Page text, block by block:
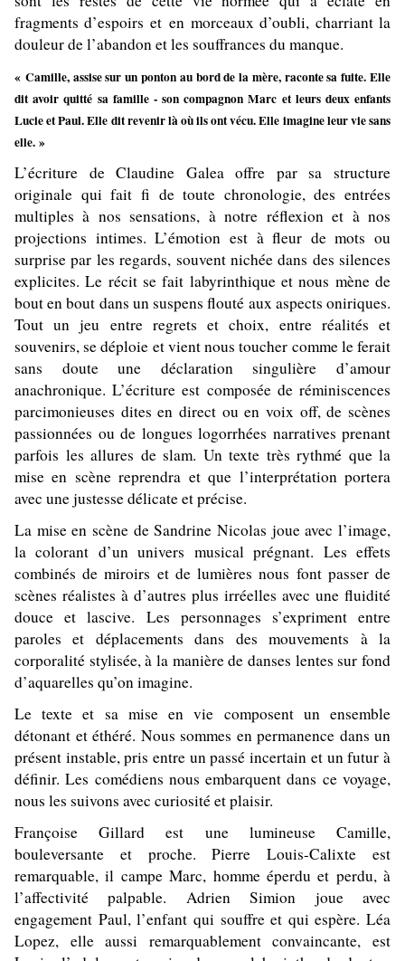
fragments d’espoirs et en morceaux d’oubli, charriant la
douleur de l’abandon et les souffrances du manque.
« Camille, assise sur un ponton au bord de la mère, raconte sa fuite. Elle
dit avoir quitté sa famille - son compagnon Marc et leurs deux enfants
Lucie et Paul. Elle dit revenir là où ils ont vécu. Elle imagine leur vie sans
elle. »
L’écriture de Claudine Galea offre par sa structure
originale qui fait fi de toute chronologie, des entrées
multiples à nos sensations, à notre réflexion et à nos
projections intimes. L’émotion est à fleur de mots ou
surprise par les regards, souvent nichée dans des silences
explicites. Le récit se fait labyrinthique et nous mène de
bout en bout dans un suspens flouté aux aspects oniriques.
Tout un jeu entre regrets et choix, entre réalités et
souvenirs, se déploie et vient nous toucher comme le ferait
sans doute une déclaration singulière d’amour
anachronique. L’écriture est composée de réminiscences
parcimonieuses dites en direct ou en voix off, de scènes
passionnées ou de longues logorrhées narratives prenant
parfois les allures de slam. Un texte très rythmé que la
mise en scène reprendra et que l’interprétation portera
avec une justesse délicate et précise.
La mise en scène de Sandrine Nicolas joue avec l’image,
la colorant d’un univers musical prégnant. Les effets
combinés de miroirs et de lumières nous font passer de
scènes réalistes à d’autres plus irréelles avec une fluidité
douce et lascive. Les personnages s’expriment entre
paroles et déplacements dans des mouvements à la
corporalité stylisée, à la manière de danses lentes sur fond
d’aquarelles qu’on imagine.
Le texte et sa mise en vie composent un ensemble
détonant et éthéré. Nous sommes en permanence dans un
présent instable, pris entre un passé incertain et un futur à
définir. Les comédiens nous embarquent dans ce voyage,
nous les suivons avec curiosité et plaisir.
Françoise Gillard est une lumineuse Camille,
bouleversante et proche. Pierre Louis-Calixte est
remarquable, il campe Marc, homme éperdu et perdu, à
l’affectivité palpable. Adrien Simion joue avec
engagement Paul, l’enfant qui souffre et qui espère. Léa
Lopez, elle aussi remarquablement convaincante, est